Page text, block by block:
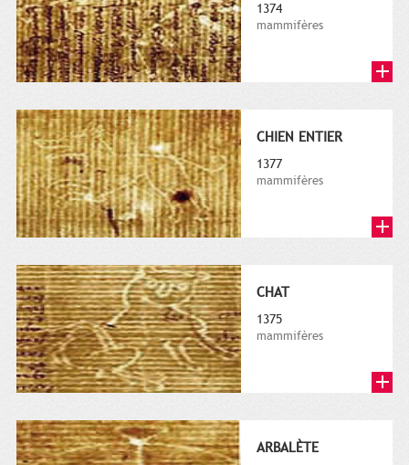
1374
mammifères
CHIEN ENTIER
1377
mammifères
CHAT
1375
mammifères
ARBALÈTE